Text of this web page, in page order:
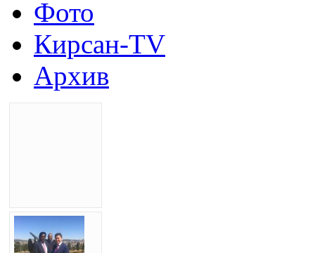
Фото
Кирсан-TV
Архив